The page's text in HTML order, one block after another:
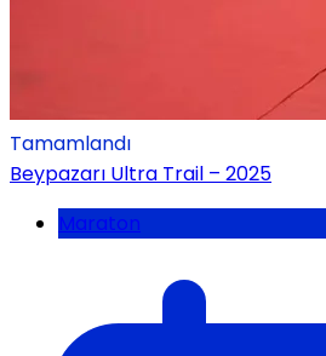
Tamamlandı
Beypazarı Ultra Trail – 2025
Maraton